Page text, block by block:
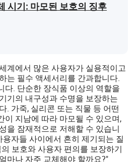
시기: 마모된 보호의 징후
계에서 많은 사용자가 실용적이고
는 필수 액세서리를 간과합니다.
다. 단순한 장식품 이상의 역할을
기의 내구성과 수명을 보장하는
. 가죽, 실리콘 또는 직물 등 어떤
이 지남에 따라 마모될 수 있으며,
을 잠재적으로 저해할 수 있습니
자들 사이에서 흔히 제기되는 질
보호와 사용자 편의를 보장하기
마나 자주 교체해야 할까요?"